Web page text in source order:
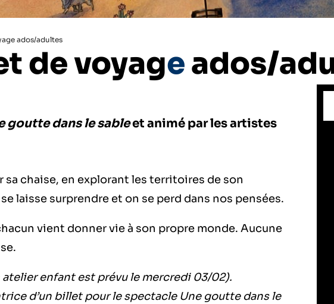
ados/adultes
de voyageados/
goutte dans le sableet animé par les artistes
chaise, en explorant les territoires de son
laisse surprendre et on se perd dans nos pensées.
vient donner vie à son propre monde. Aucune
enfant est prévu le mercredi 03/02).
d’un billet pour le spectacle Une goutte dans le